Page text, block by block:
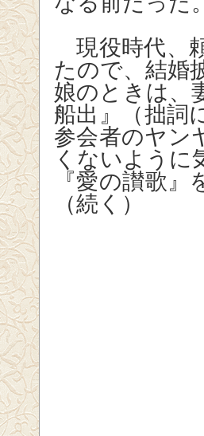
現役時代、
たので、結婚
娘のときは、
船出』（拙詞
参会者のヤン
くないように
『愛の讃歌
（続く）